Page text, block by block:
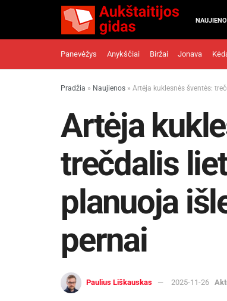
Panevėžys Anykščiai Biržai Jonava
Pradžia » Naujienos » Artėja kuklesnės šventės:
Artėja
trečdalis
planuoja
pernai
Paulius Liškauskas 2025-11-26